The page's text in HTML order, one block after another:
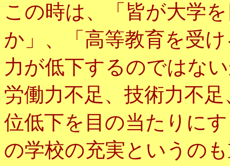
この時は、「皆が大学
か」、「高等教育を受
力が低下するのではな
労働力不足、技術力不
位低下を目の当たりに
の学校の充実というの